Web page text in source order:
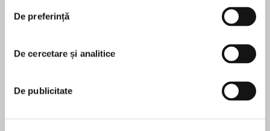
De preferință
De cercetare și analitice
De publicitate
*THE NO.1 NEW YORK TIMES & SUNDAY TIMES
TOP TEN BESTSELLER
AWARD FOR BEST MYSTERY/THRILLER
*WINNER OF THE NED KELLY AWARD FOR BEST
*A BBC RADIO 4 BOOK AT BEDTIME PICK
În acest moment nu există recenzii